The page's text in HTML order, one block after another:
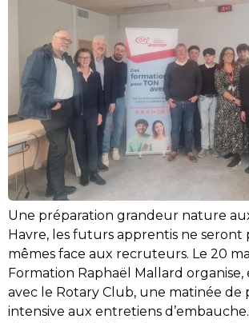
Une préparation grandeur nature
Havre, les futurs apprentis ne seront
mêmes face aux recruteurs. Le 20
Formation Raphaël Mallard
avec le Rotary Club, une matinée de
intensive aux entretiens d’embauche.